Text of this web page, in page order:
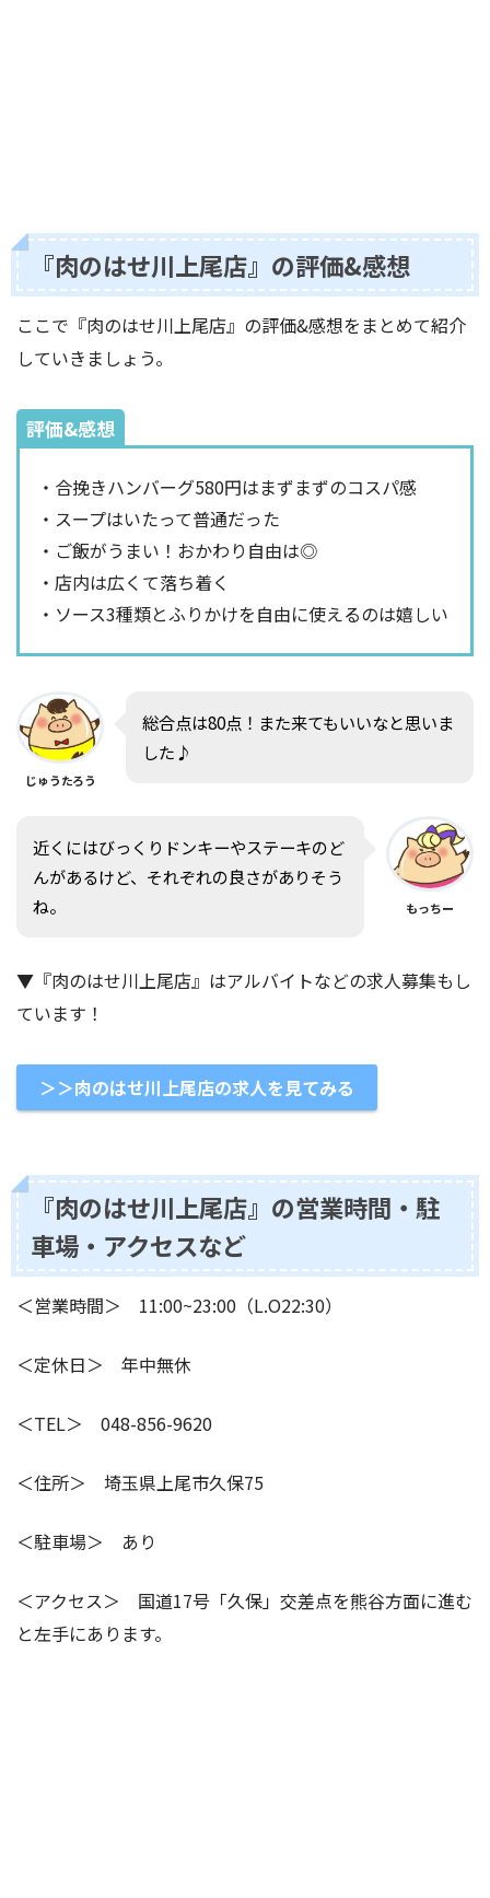
『肉のはせ川上尾店』の評価&感想
ここで『肉のはせ川上尾店』の評価&感想をまとめて紹介
していきましょう。
評価&感想
・合挽きハンバーグ580円はまずまずのコスパ感
・スープはいたって普通だった
・ご飯がうまい！おかわり自由は◎
・店内は広くて落ち着く
・ソース3種類とふりかけを自由に使えるのは嬉しい
じゅうたろう
総合点は80点！また来てもいいなと思いま
した♪
近くにはびっくりドンキーやステーキのど
んがあるけど、それぞれの良さがありそう
ね。
もっちー
▼『肉のはせ川上尾店』はアルバイトなどの求人募集もし
ています！
＞＞肉のはせ川上尾店の求人を見てみる
『肉のはせ川上尾店』の営業時間・駐
車場・アクセスなど
＜営業時間＞ 11:00~23:00（L.O22:30）
＜定休日＞ 年中無休
＜TEL＞ 048-856-9620
＜住所＞ 埼玉県上尾市久保75
＜駐車場＞ あり
＜アクセス＞ 国道17号「久保」交差点を熊谷方面に進む
と左手にあります。